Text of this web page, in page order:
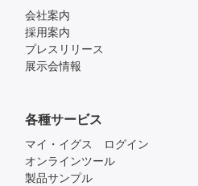
会社案内
採用案内
プレスリリース
展示会情報
各種サービス
マイ・イグス ログイン
オンラインツール
製品サンプル